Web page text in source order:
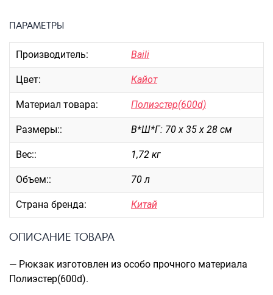
ЧЕХЛЫ ДЛЯ ЧЕМОДАНОВ
Мешки для обуви
Пеналы для школы
Новинки
Чемоданы оптом
Чемоданы на колесах
Чемоданы детские
Рюкзаки детские для детских
Бьюти-кейсы
ПАРАМЕТРЫ
Производитель: Baili
Цвет: Кайот
Материал товара: Полиэстер(600d)
Размеры:: В*Ш*Г: 70 х 35 х 28 см
Вес:: 1,72 кг
Объем:: 70 л
Страна бренда: Китай
ОПИСАНИЕ ТОВАРА
— Рюкзак изготовлен из особо прочного материала
Полиэстер(600d).